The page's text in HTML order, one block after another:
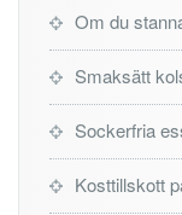
Om du
Smaksätt
Sockerfria
Kosttillskott